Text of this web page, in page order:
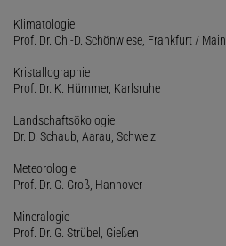
Klimatologie
Prof. Dr. Ch.-D. Schönwiese, Frankfurt / Main
Kristallographie
Prof. Dr. K. Hümmer, Karlsruhe
Landschaftsökologie
Dr. D. Schaub, Aarau, Schweiz
Meteorologie
Prof. Dr. G. Groß, Hannover
Mineralogie
Prof. Dr. G. Strübel, Gießen